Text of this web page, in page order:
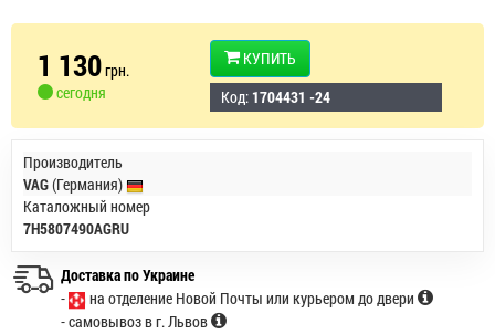
1 130грн.
сегодня
КУПИТЬ
Код: 1704431 -24
Производитель
VAG(Германия)
Каталожный номер
7H5807490AGRU
Доставка по Украине
-
на отделение Новой Почты или курьером до двери
- самовывоз в г. Львов